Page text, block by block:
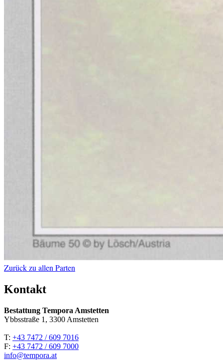
Zurück zu allen Parten
Kontakt
Bestattung Tempora Amstetten
Ybbsstraße 1, 3300 Amstetten
T: +43 7472 / 609 7016
F: +43 7472 / 609 7000
info@tempora.at